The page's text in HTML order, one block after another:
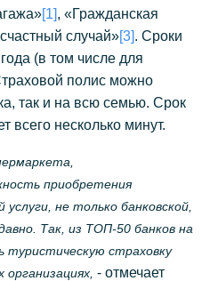
[1], «Гражданская
случай»[3]. Сроки
(в том числе для
полис можно
так и на всю семью. Срок
всего несколько минут.
приобретения
не только банковской,
Так, из ТОП-50 банков на
страховку
- отмечает